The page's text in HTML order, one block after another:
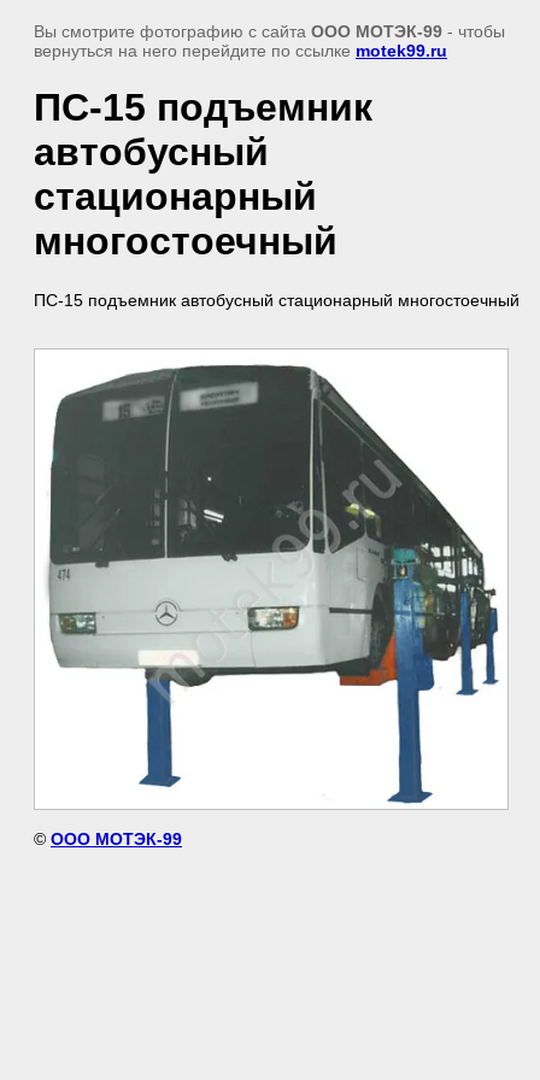
Вы смотрите фотографию с сайта ООО МОТЭК-99 - чтобы
вернуться на него перейдите по ссылке motek99.ru
ПС-15 подъемник
автобусный
стационарный
многостоечный
ПС-15 подъемник автобусный стационарный многостоечный
© ООО МОТЭК-99